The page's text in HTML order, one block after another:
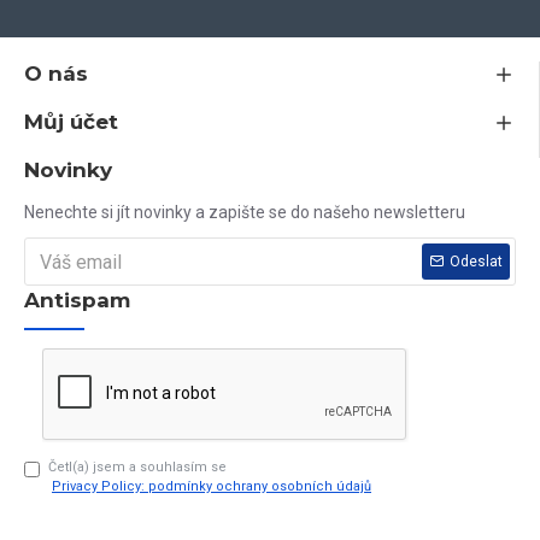
10 dnů.
Vaše dotazy rádi zodpovíme na tel. čísle 603 79 79 79
O nás
Můj účet
Novinky
Nenechte si jít novinky a zapište se do našeho newsletteru
Odeslat
Antispam
Četl(a) jsem a souhlasím se
Privacy Policy: podmínky ochrany osobních údajů